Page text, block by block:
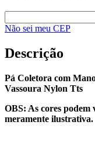
Não sei meu CEP
Descrição
Pá Coletora com
Vassoura Nylon Tts
OBS: As cores podem
meramente ilustrativa.